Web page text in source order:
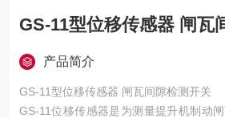
GS-11型位
产品简介
GS-11型位移传感器 闸瓦间隙检测开关
GS-11位移传感器是为测量提升机制动